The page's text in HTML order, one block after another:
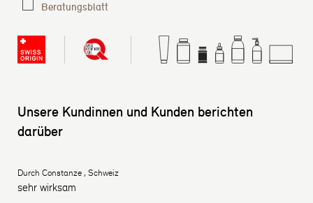
Beratungsblatt
Unsere Kundinnen und Kunden berichten
darüber
Durch Constanze , Schweiz
sehr wirksam